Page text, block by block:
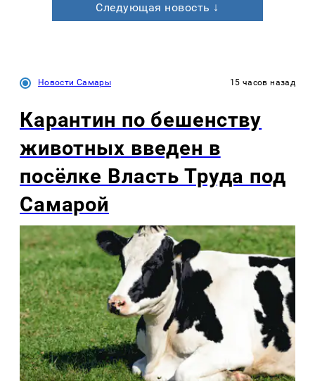
Следующая новость ↓
Новости Самары 15 часов назад
Карантин по бешенству
животных введен в
посёлке Власть Труда под
Самарой